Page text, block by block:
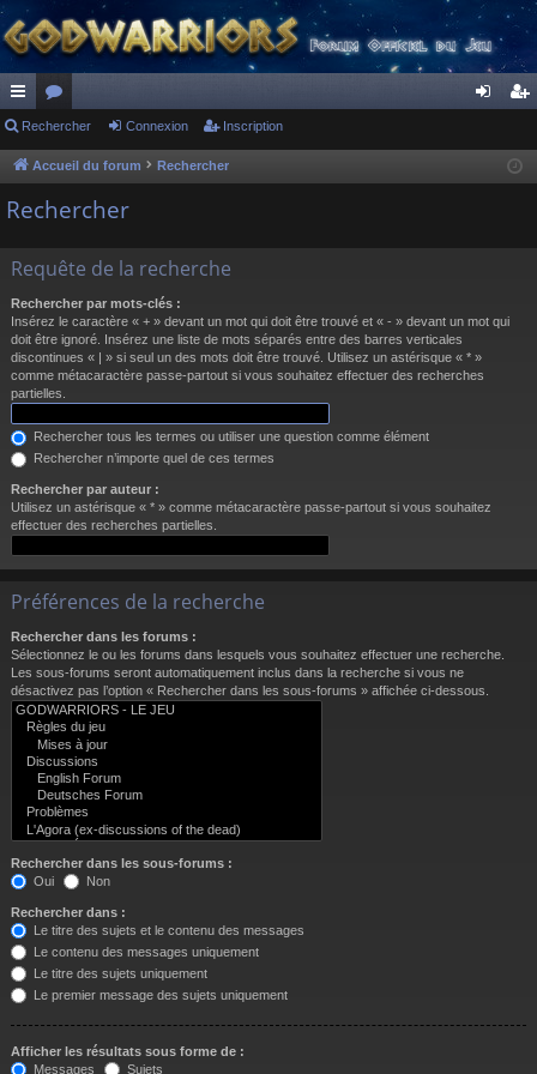
ac
co
ur
s
or
u
m
cri
Rechercher Connexion Inscription
Accueil du forum Rechercher
Rechercher
Requête de la recherche
Rechercher par mots-clés :
Insérez le caractère « + » devant un mot qui doit être trouvé et « - » devant un mot qui
doit être ignoré. Insérez une liste de mots séparés entre des barres verticales
discontinues « | » si seul un des mots doit être trouvé. Utilisez un astérisque « * »
comme métacaractère passe-partout si vous souhaitez effectuer des recherches
partielles.
Rechercher tous les termes ou utiliser une question comme élément
Rechercher n’importe quel de ces termes
Rechercher par auteur :
Utilisez un astérisque « * » comme métacaractère passe-partout si vous souhaitez
effectuer des recherches partielles.
Préférences de la recherche
Rechercher dans les forums :
Sélectionnez le ou les forums dans lesquels vous souhaitez effectuer une recherche.
Les sous-forums seront automatiquement inclus dans la recherche si vous ne
désactivez pas l’option « Rechercher dans les sous-forums » affichée ci-dessous.
Rechercher dans les sous-forums :
Oui
Non
Rechercher dans :
Le titre des sujets et le contenu des messages
Le contenu des messages uniquement
Le titre des sujets uniquement
Le premier message des sujets uniquement
Afficher les résultats sous forme de :
Messages
Sujets